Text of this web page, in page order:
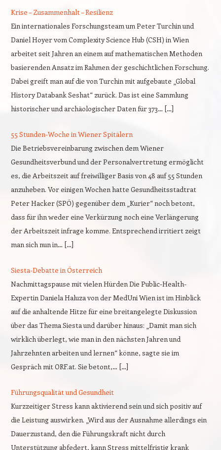
Krise – Zusammenhalt – Resilienz
Ein internationales Forschungsteam um Peter Turchin und
Daniel Hoyer vom Complexity Science Hub (CSH) in Wien
arbeitet seit Jahren an einem auf mathematischen Methoden
basierenden Ansatz im Rahmen der geschichtlichen Forschung.
Dabei greift man auf die von Turchin mit aufgebaute „Global
History Databank Seshat“ zurück. Das ist eine Sammlung
historischer und archäologischer Daten für 373… […]
55 Stunden-Woche in Wiener Spitälern
Die Betriebsvereinbarung zwischen dem Wiener
Gesundheitsverbund und der Personalvertretung ermöglicht
es, die Arbeitszeit auf freiwilliger Basis von 48 auf 55 Stunden
anzuheben. Vor einigen Wochen hatte Gesundheitsstadtrat
Peter Hacker (SPÖ) gegenüber dem „Kurier“ noch betont,
dass für ihn weder eine Verkürzung noch eine Verlängerung
der Arbeitszeit infrage komme. Entsprechend irritiert zeigt
man sich nun in… […]
Siesta-Debatte in Österreich
Nachmittagspause mit vielen Hürden Die Public-Health-
Expertin Daniela Haluza von der MedUni Wien ist im Hinblick
auf die anhaltende Hitze für eine breitangelegte Diskussion
über das Thema Siesta und darüber hinaus: „Damit man sich
wirklich überlegt, wie man in den nächsten Jahren und
Jahrzehnten arbeiten und lernen“ könne, sagte sie im
Gespräch mit ORF.at. Sie betont,… […]
Führungsqualität und Gesundheit
Kurzzeitiger Stress kann aktivierend sein und sich positiv auf
die Leistung auswirken. „Wird aus der Ausnahme allerdings ein
Dauerzustand, den die Führungskraft nicht durch
Unterstützung abfedert, kann Stress mittelfristig krank